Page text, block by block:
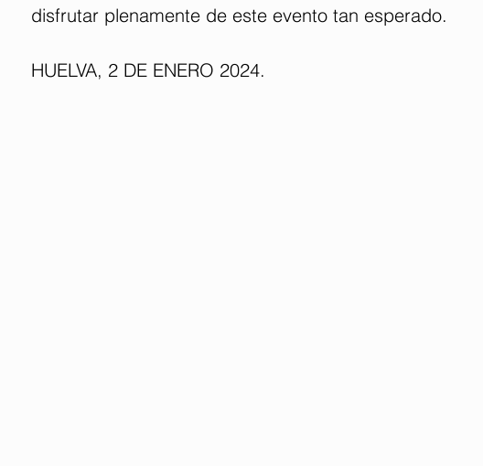
disfrutar plenamente de este evento tan esperado.
HUELVA, 2 DE ENERO 2024.